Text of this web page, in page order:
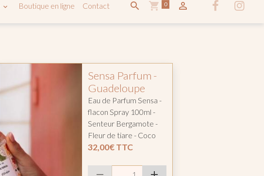
Boutique en ligne Contact 0
Sensa Parfum -
Guadeloupe
Eau de Parfum Sensa -
flacon Spray 100ml -
Senteur Bergamote -
Fleur de tiare - Coco
32,00€TTC